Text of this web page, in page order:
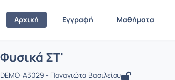
Αρχική Εγγραφή Μαθήματα
Αρχική Σελίδα
Μάθημα : Φυσικά ΣΤ'
Φυσικά ΣΤ'
DEMO-A3029 - Παναγιώτα Βασιλείου